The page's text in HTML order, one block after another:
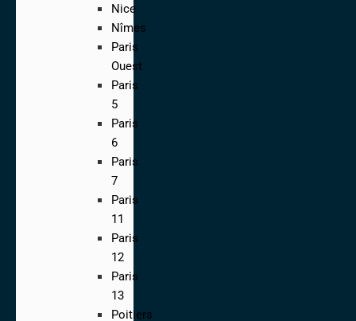
Nice
Nîmes
Paris
Ouest
Paris
5
Paris
6
Paris
7
Paris
11
Paris
12
Paris
13
Poitiers